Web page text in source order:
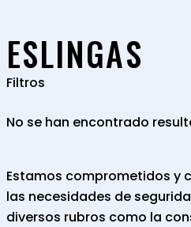
ESLINGAS
Filtros
No se han encontrado
Estamos comprometidos y
las necesidades de
diversos rubros como la